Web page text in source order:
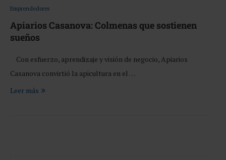
Emprendedores
Apiarios Casanova: Colmenas que sostienen
sueños
Con esfuerzo, aprendizaje y visión de negocio, Apiarios
Casanova convirtió la apicultura en el …
Leer más